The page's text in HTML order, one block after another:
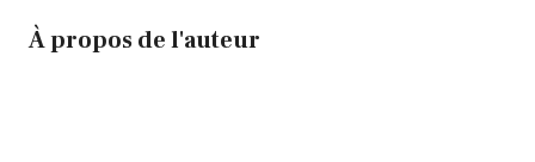
À propos de l'auteur